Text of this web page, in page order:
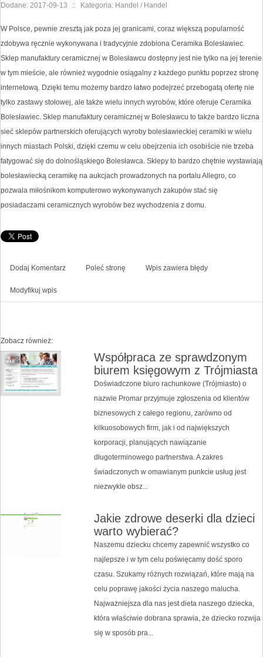
Dodane: 2017-09-13 :: Kategoria: Handel / Handel
W Polsce, pewnie zresztą jak poza jej granicami, coraz większą popularność
zdobywa ręcznie wykonywana i tradycyjnie zdobiona Ceramika Bolesławiec.
Sklep manufaktury ceramicznej w Bolesławcu dostępny jest nie tylko na jej terenie
w tym mieście, ale również wygodnie osiągalny z każdego punktu poprzez stronę
internetową. Dzięki temu możemy bardzo łatwo podejrzeć przebogatą ofertę nie
tylko zastawy stołowej, ale także wielu innych wyrobów, które oferuje Ceramika
Bolesławiec. Sklep manufaktury ceramicznej w Bolesławcu to także bardzo liczna
sieć sklepów partnerskich oferujących wyroby bolesławieckiej ceramiki w wielu
innych miastach Polski, dzięki czemu w celu obejrzenia ich osobiście nie trzeba
fatygować się do dolnośląskiego Bolesławca. Sklepy to bardzo chętnie wystawiają
bolesławiecką ceramikę na aukcjach prowadzonych na portalu Allegro, co
pozwala miłośnikom komputerowo wykonywanych zakupów stać się
posiadaczami ceramicznych wyrobów bez wychodzenia z domu.
Dodaj Komentarz Poleć stronę Wpis zawiera błędy
Modyfikuj wpis
Zobacz również:
Współpraca ze sprawdzonym
biurem księgowym z Trójmiasta
Doświadczone biuro rachunkowe (Trójmiasto) o
nazwie Promar przyjmuje zgłoszenia od klientów
biznesowych z całego regionu, zarówno od
kilkuosobowych firm, jak i od największych
korporacji, planujących nawiązanie
długoterminowego partnerstwa. A zakres
świadczonych w omawianym punkcie usług jest
niezwykle obsz...
Jakie zdrowe deserki dla dzieci
warto wybierać?
Naszemu dziecku chcemy zapewnić wszystko co
najlepsze i w tym celu poświęcamy dość sporo
czasu. Szukamy różnych rozwiązań, które mają na
celu poprawę jakości życia naszego malucha.
Najważniejsza dla nas jest dieta naszego dziecka,
która właściwie dobrana sprawia, że dziecko rozwija
się w sposób pra...